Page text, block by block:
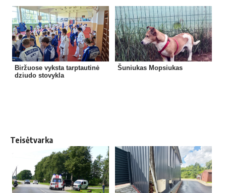
Biržuose vyksta tarptautinė
dziudo stovykla
Šuniukas Mopsiukas
Teisėtvarka